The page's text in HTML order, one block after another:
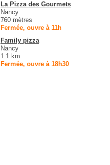
La Pizza des Gourmets
Nancy
760 mètres
Fermée, ouvre à 11h
Family pizza
Nancy
1.1 km
Fermée, ouvre à 18h30